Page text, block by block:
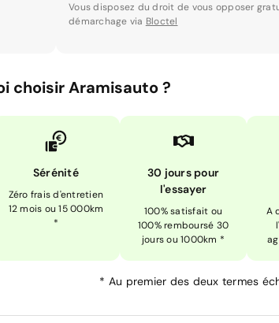
Vous disposez du droit de vous opposer
démarchage via Bloctel
choisir Aramisauto ?
Sérénité
Zéro frais d'entretien
12 mois ou 15 000km
*
30 jours pour
l'essayer
100% satisfait ou
100% remboursé 30
jours ou 1000km *
A
* Au premier des deux termes